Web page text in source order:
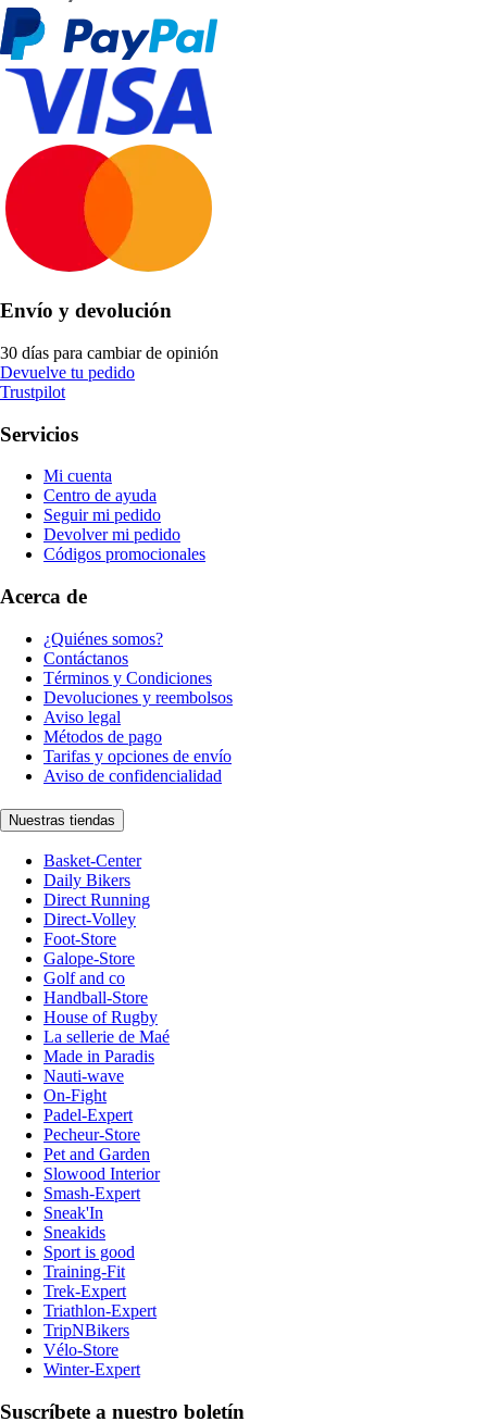
Envío y devolución
30 días para cambiar de opinión
Devuelve tu pedido
Trustpilot
Servicios
Mi cuenta
Centro de ayuda
Seguir mi pedido
Devolver mi pedido
Códigos promocionales
Acerca de
¿Quiénes somos?
Contáctanos
Términos y Condiciones
Devoluciones y reembolsos
Aviso legal
Métodos de pago
Tarifas y opciones de envío
Aviso de confidencialidad
Nuestras tiendas
Basket-Center
Daily Bikers
Direct Running
Direct-Volley
Foot-Store
Galope-Store
Golf and co
Handball-Store
House of Rugby
La sellerie de Maé
Made in Paradis
Nauti-wave
On-Fight
Padel-Expert
Pecheur-Store
Pet and Garden
Slowood Interior
Smash-Expert
Sneak'In
Sneakids
Sport is good
Training-Fit
Trek-Expert
Triathlon-Expert
TripNBikers
Vélo-Store
Winter-Expert
Suscríbete a nuestro boletín